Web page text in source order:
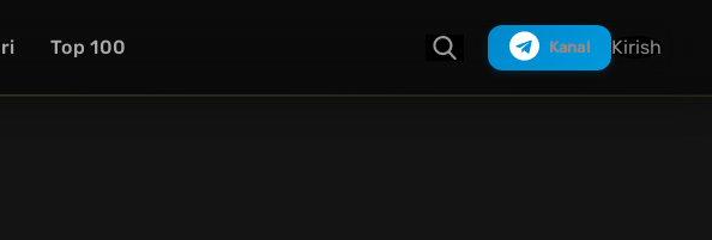
Top 100 Kanal Kirish